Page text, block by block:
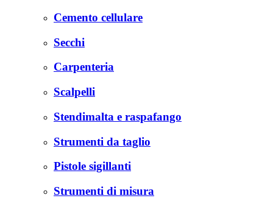
Cemento cellulare
Secchi
Carpenteria
Scalpelli
Stendimalta e raspafango
Strumenti da taglio
Pistole sigillanti
Strumenti di misura